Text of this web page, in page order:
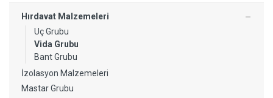
Hırdavat Malzemeleri
Uç Grubu
Vida Grubu
Bant Grubu
İzolasyon Malzemeleri
Mastar Grubu
Yorum Ekle